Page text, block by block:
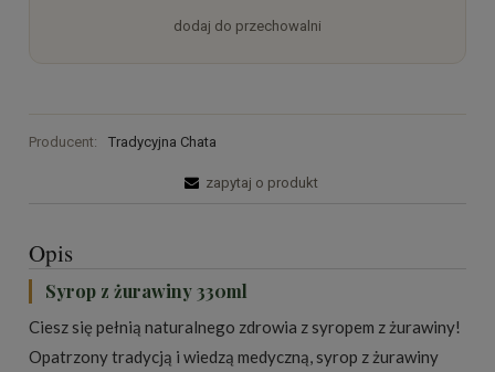
dodaj do przechowalni
Producent: Tradycyjna Chata
zapytaj o produkt
Opis
Syrop z żurawiny 330ml
Ciesz się pełnią naturalnego zdrowia z syropem z żurawiny!
Opatrzony tradycją i wiedzą medyczną, syrop z żurawiny